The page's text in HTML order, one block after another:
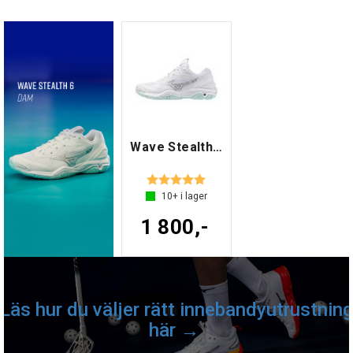
Wave Stealth 6 W
Betyg:
10+i lager
1 800,-
Läs hur du väljer rätt innebandyutrustning
här →